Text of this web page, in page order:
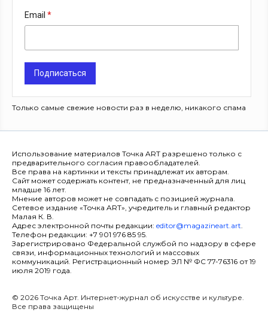
Email
Подписаться
Только самые свежие новости раз в неделю, никакого спама
Использование материалов Точка ART разрешено только с
предварительного согласия правообладателей.
Все права на картинки и тексты принадлежат их авторам.
Сайт может содержать контент, не предназначенный для лиц
младше 16 лет.
Мнение авторов может не совпадать с позицией журнала.
Сетевое издание «Точка ART», учредитель и главный редактор
Малая К. В.
Адрес электронной почты редакции: editor@magazineart.art.
Телефон редакции: +7 901 976 85 95.
Зарегистрировано Федеральной службой по надзору в сфере
связи, информационных технологий и массовых
коммуникаций. Регистрационный номер ЭЛ № ФС 77-76316 от 19
июля 2019 года.
© 2026 Точка Арт. Интернет-журнал об искусстве и культуре.
Все права защищены